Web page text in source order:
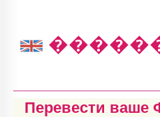
Перевести ваше